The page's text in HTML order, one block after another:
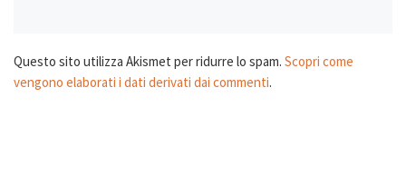
Questo sito utilizza Akismet per ridurre lo spam. Scopri come
vengono elaborati i dati derivati dai commenti.